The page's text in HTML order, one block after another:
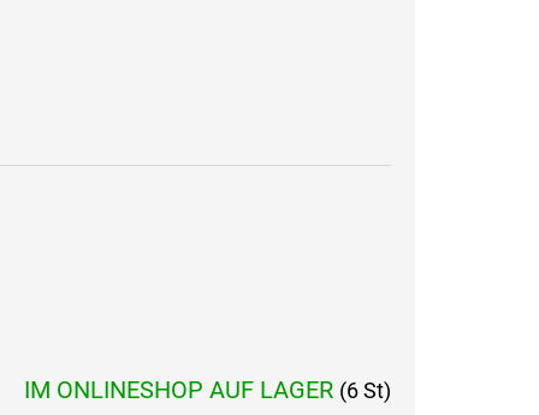
IM ONLINESHOP AUF LAGER (6 St)